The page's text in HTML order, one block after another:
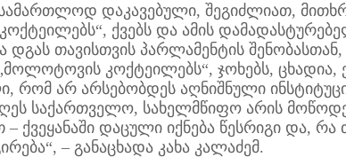
დაკავებული, შეგიძლიათ,
ქვებს და ამის
თავისთვის პარლამენტის
კოქტეილებს“, ჯოხებს, ცხადია,
რომ არ არსებობდეს აღნიშნული
საქართველო, სახელმწიფო არის
– ქვეყანაში დაცული იქნება წესრიგი და,
– განაცხადა კახა კალაძემ.